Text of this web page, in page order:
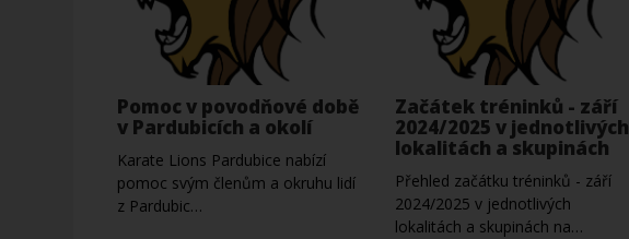
Pomoc v povodňové době
v Pardubicích a okolí
Karate Lions Pardubice nabízí
pomoc svým členům a okruhu lidí
z Pardubic…
Začátek tréninků - září
2024/2025 v jednotlivých
lokalitách a skupinách
Přehled začátku tréninků - září
2024/2025 v jednotlivých
lokalitách a skupinách na…